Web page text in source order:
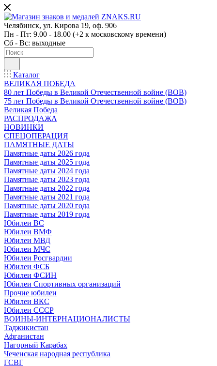
Челябинск, ул. Кирова 19, оф. 906
Пн - Пт: 9.00 - 18.00 (+2 к московскому времени)
Сб - Вс: выходные
Каталог
ВЕЛИКАЯ ПОБЕДА
80 лет Победы в Великой Отечественной войне (ВОВ)
75 лет Победы в Великой Отечественной войне (ВОВ)
Великая Победа
РАСПРОДАЖА
НОВИНКИ
СПЕЦОПЕРАЦИЯ
ПАМЯТНЫЕ ДАТЫ
Памятные даты 2026 года
Памятные даты 2025 года
Памятные даты 2024 года
Памятные даты 2023 года
Памятные даты 2022 года
Памятные даты 2021 года
Памятные даты 2020 года
Памятные даты 2019 года
Юбилеи ВС
Юбилеи ВМФ
Юбилеи МВД
Юбилеи МЧС
Юбилеи Росгвардии
Юбилеи ФСБ
Юбилеи ФСИН
Юбилеи Спортивных организаций
Прочие юбилеи
Юбилеи ВКС
Юбилеи СССР
ВОИНЫ-ИНТЕРНАЦИОНАЛИСТЫ
Таджикистан
Афганистан
Нагорный Карабах
Чеченская народная республика
ГСВГ